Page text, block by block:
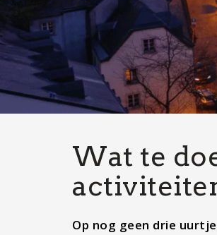
Wat te
Op nog geen drie